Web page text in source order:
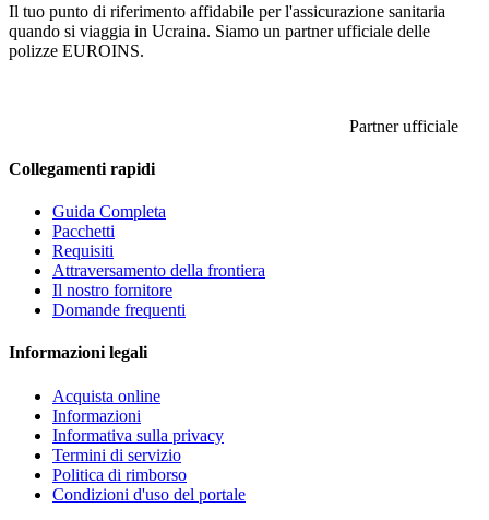
Il tuo punto di riferimento affidabile per l'assicurazione sanitaria
quando si viaggia in Ucraina. Siamo un partner ufficiale delle
polizze EUROINS.
Partner ufficiale
Collegamenti rapidi
Guida Completa
Pacchetti
Requisiti
Attraversamento della frontiera
Il nostro fornitore
Domande frequenti
Informazioni legali
Acquista online
Informazioni
Informativa sulla privacy
Termini di servizio
Politica di rimborso
Condizioni d'uso del portale